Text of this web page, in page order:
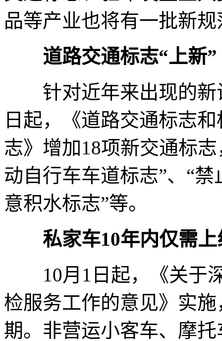
品等产业也将有一批新
道路交通标志“上新”
针对近年来出现的新
日起，《道路交通标志
志》增加18项新交通标
动自行车车道标志”、“
意积水标志”等。
私家车10年内仅需
10月1日起，《关于深
检服务工作的意见》实
期。非营运小客车、摩